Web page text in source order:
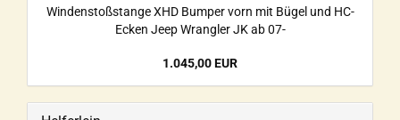
Windenstoßstange XHD Bumper vorn mit Bügel und HC-
Ecken Jeep Wrangler JK ab 07-
1.045,00 EUR